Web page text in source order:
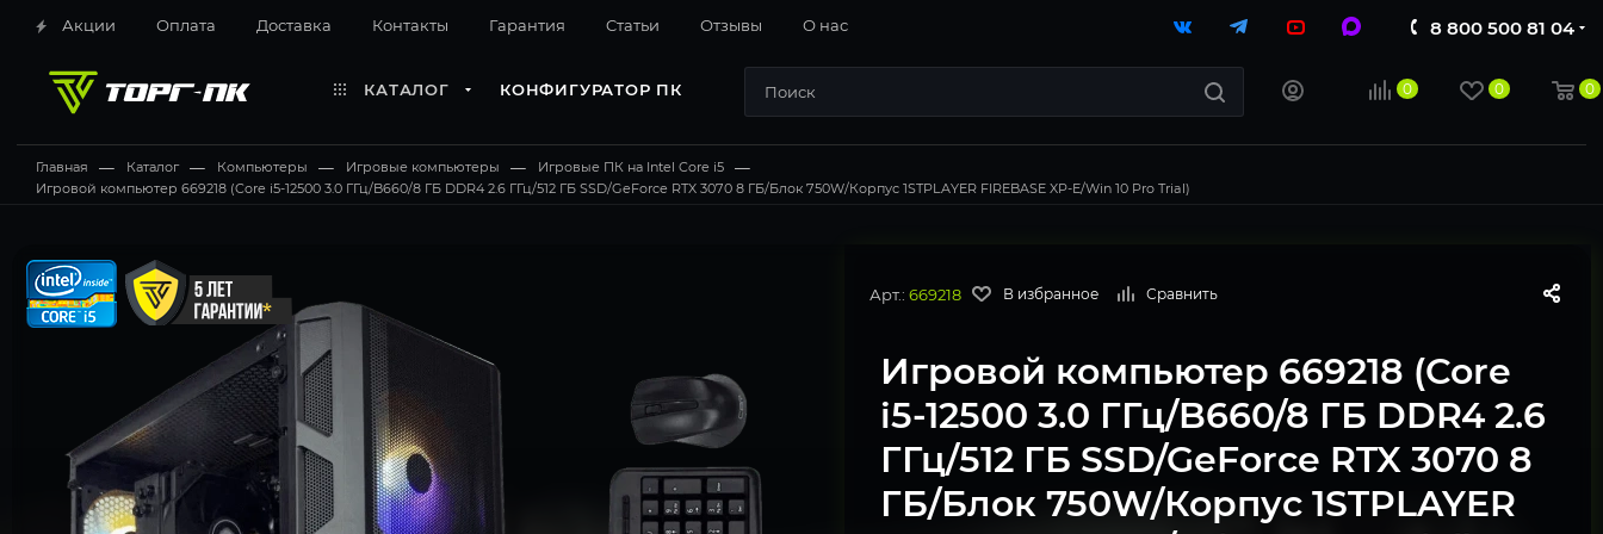
Акции Оплата Доставка Контакты Гарантия Cтатьи Отзывы О нас 8 800 500 81 04
КАТАЛОГ КОНФИГУРАТОР ПК 0 0 0
Главная — Каталог — Компьютеры — Игровые компьютеры — Игровые ПК на Intel Core i5 —
Игровой компьютер 669218 (Core i5-12500 3.0 ГГц/B660/8 ГБ DDR4 2.6 ГГц/512 ГБ SSD/GeForce RTX 3070 8 ГБ/Блок 750W/Корпус 1STPLAYER FIREBASE XP-E/Win 10 Pro Trial)
Арт.: 669218 В избранное Сравнить
Игровой компьютер 669218 (Core
i5-12500 3.0 ГГц/B660/8 ГБ DDR4 2.6
ГГц/512 ГБ SSD/GeForce RTX 3070 8
ГБ/Блок 750W/Корпус 1STPLAYER